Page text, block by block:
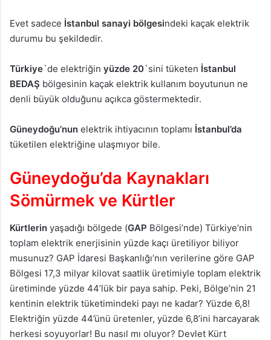
Evet sadece İstanbul sanayi bölgesindeki kaçak elektrik
durumu bu şekildedir.
Türkiye`de elektriğin yüzde 20`sini tüketen İstanbul
BEDAŞ bölgesinin kaçak elektrik kullanım boyutunun ne
denli büyük olduğunu açıkca göstermektedir.
Güneydoğu’nun elektrik ihtiyacının toplamı İstanbul’da
tüketilen elektriğine ulaşmıyor bile.
Güneydoğu’da Kaynakları
Sömürmek ve Kürtler
Kürtlerin yaşadığı bölgede (GAP Bölgesi’nde) Türkiye’nin
toplam elektrik enerjisinin yüzde kaçı üretiliyor biliyor
musunuz? GAP İdaresi Başkanlığı’nın verilerine göre GAP
Bölgesi 17,3 milyar kilovat saatlik üretimiyle toplam elektrik
üretiminde yüzde 44’lük bir paya sahip. Peki, Bölge’nin 21
kentinin elektrik tüketimindeki payı ne kadar? Yüzde 6,8!
Elektriğin yüzde 44’ünü üretenler, yüzde 6,8’ini harcayarak
herkesi soyuyorlar! Bu nasıl mı oluyor? Devlet Kürt